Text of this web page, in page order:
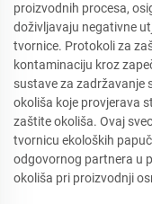
proizvodnih procesa,
doživljavaju negativne
tvornice. Protokoli za
kontaminaciju kroz
sustave za zadržavanje
okoliša koje provjerava
zaštite okoliša. Ovaj
tvornicu ekoloških
odgovornog partnera u
okoliša pri proizvodnji